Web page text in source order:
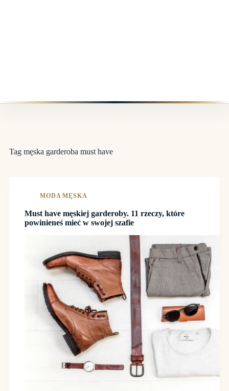
Tag męska garderoba must have
MODA MĘSKA
Must have męskiej garderoby. 11 rzeczy, które
powinieneś mieć w swojej szafie